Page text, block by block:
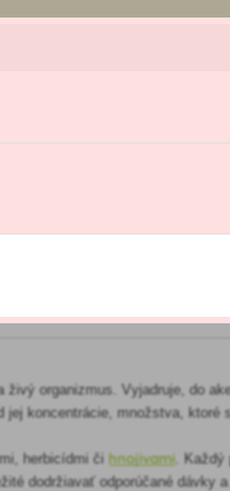
na základe objednávky.
organizmus. Vyjadruje, do
koncentrácie, množstva, ktoré
herbicídmi či hnojivami .
dodržiavať odporúčané dávky